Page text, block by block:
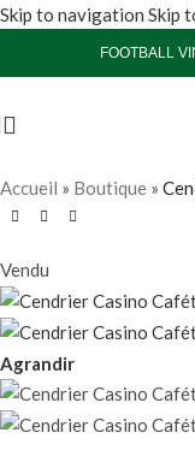
Skip to navigation Skip
FOOTBALL
Accueil » Boutique »
Vendu
Agrandir